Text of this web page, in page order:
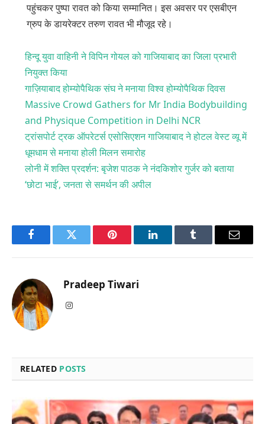
पहुंचकर पुष्पा रावत को किया सम्मानित। इस अवसर पर एसबीएन
ग्रुप के डायरेक्टर तरुण रावत भी मौजूद रहे।
हिन्दू युवा वाहिनी ने विपिन गोयल को गाजियाबाद का जिला प्रभारी
नियुक्त किया
गाज़ियाबाद होम्योपैथिक संघ ने मनाया विश्व होम्योपैथिक दिवस
Massive Crowd Gathers for Mr India Bodybuilding
and Physique Competition in Delhi NCR
ट्रांसपोर्ट ट्रक ऑपरेटर्स एसोसिएशन गाजियाबाद ने होटल वेस्ट व्यू में
धूमधाम से मनाया होली मिलन समारोह
लोनी में शक्ति प्रदर्शन: बृजेश पाठक ने नंदकिशोर गुर्जर को बताया
‘छोटा भाई’, जनता से समर्थन की अपील
FacebookTwitter Pinterest LinkedInTumblr Email
Pradeep Tiwari
Instagram
RELATED POSTS